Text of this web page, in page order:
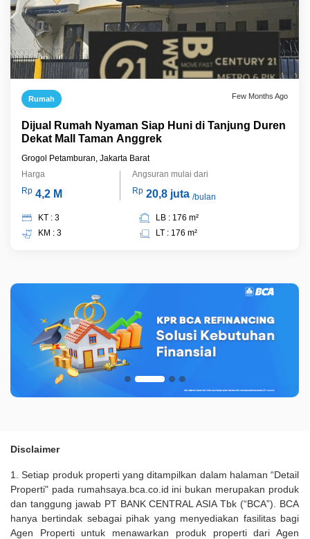
Rumah Few Months Ago
Dijual Rumah Nyaman Siap Huni di Tanjung Duren
Dekat Mall Taman Anggrek
Grogol Petamburan, Jakarta Barat
Harga
Rp 4,2 M
Angsuran mulai dari
Rp 20,8 juta /bulan
KT : 3
KM : 3
LB : 176 m²
LT : 176 m²
Disclaimer
1. Setiap produk properti yang ditampilkan dalam halaman “Detail
Properti" pada rumahsaya.bca.co.id ini bukan merupakan produk
dan tanggung jawab PT BANK CENTRAL ASIA Tbk (“BCA”). BCA
hanya bertindak sebagai pihak yang menyediakan fasilitas bagi
Agen Properti untuk menawarkan produk properti dari Agen